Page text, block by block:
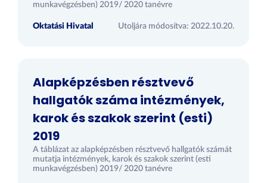
munkavégzésben) 2019/ 2020 tanévre
Oktatási Hivatal Utoljára módosítva: 2022.10.20.
Alapképzésben résztvevő
hallgatók száma intézmények,
karok és szakok szerint (esti)
2019
A táblázat az alapképzésben résztvevő hallgatók számát
mutatja intézmények, karok és szakok szerint (esti
munkavégzésben) 2019/ 2020 tanévre